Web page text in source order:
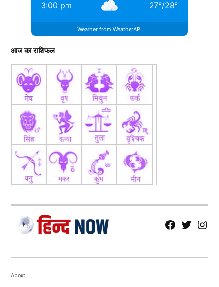
3:00 pm 27°/28°
Weather from WeatherAPI
आज का राशिफल
fb Tw tw
About